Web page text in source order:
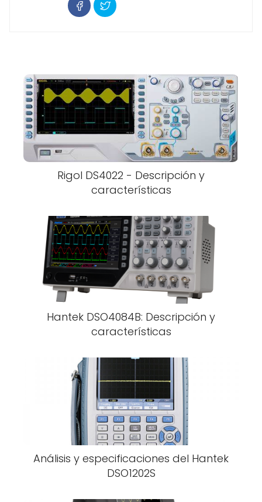
Rigol DS4022 - Descripción y
características
Hantek DSO4084B: Descripción y
características
Análisis y especificaciones del Hantek
DSO1202S